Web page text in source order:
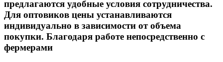
предлагаются удобные условия сотрудничества.
Для оптовиков цены устанавливаются
индивидуально в зависимости от объема
покупки. Благодаря работе непосредственно с
фермерами